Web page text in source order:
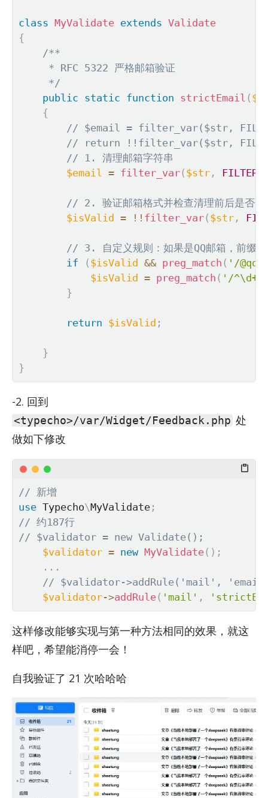
class MyValidate extends Validate
{
/**
     * RFC 5322 严格邮箱验证
     */
public static function strictEmail (
{
// $email = filter_var($str,
// return !!filter_var($str,
// 1. 清理邮箱字符串
$email = filter_var( $str ,
// 2. 验证邮箱格式并检查清理前后是否一
$isValid = ! ! filter_var( $str ,
// 3. 自定义规则：如果是QQ邮箱，前缀必
if
( $isValid && preg_match ( '/
$isValid = preg_match ( '/
}
return $isValid ;
}
}
-2. 回到
<typecho>/var/Widget/Feedback.php 处
做如下修改
// 新增
use Typecho\MyValidate ;
// 约187行
// $validator = new Validate();
$validator = new MyValidate( ) ;
. . .
// $validator->addRule('mail', 'email',
$validator->addRule( 'mail' ,
这样修改能够实现与第一种方法相同的效果，就这
样吧，希望能消停一会！
自我验证了 21 次哈哈哈